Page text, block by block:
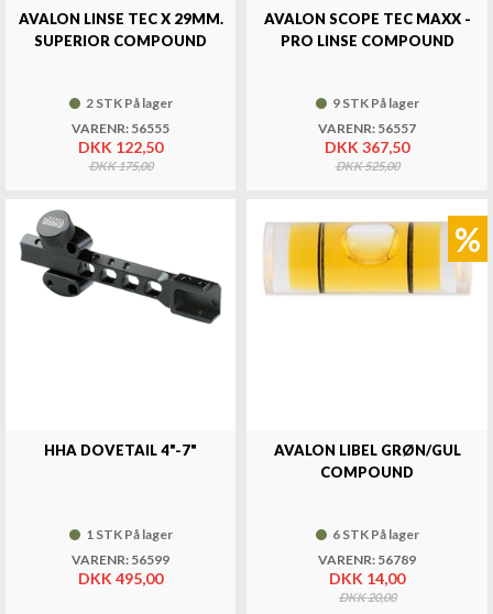
AVALON LINSE TEC X 29MM.
SUPERIOR COMPOUND
2 STK På lager
VARENR: 56555
DKK 122,50
DKK 175,00
AVALON SCOPE TEC MAXX -
PRO LINSE COMPOUND
9 STK På lager
VARENR: 56557
DKK 367,50
DKK 525,00
HHA DOVETAIL 4"-7"
1 STK På lager
VARENR: 56599
DKK 495,00
AVALON LIBEL GRØN/GUL
COMPOUND
6 STK På lager
VARENR: 56789
DKK 14,00
DKK 20,00
%